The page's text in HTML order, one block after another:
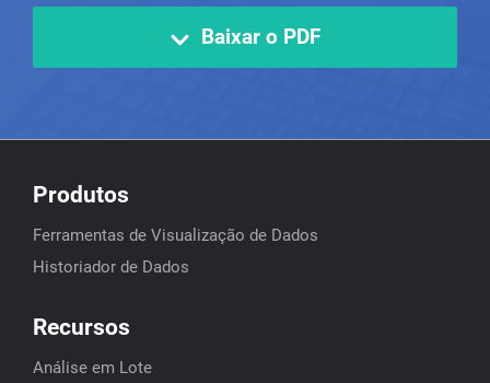
Baixar o PDF
Produtos
Ferramentas de Visualização de Dados
Historiador de Dados
Recursos
Análise em Lote